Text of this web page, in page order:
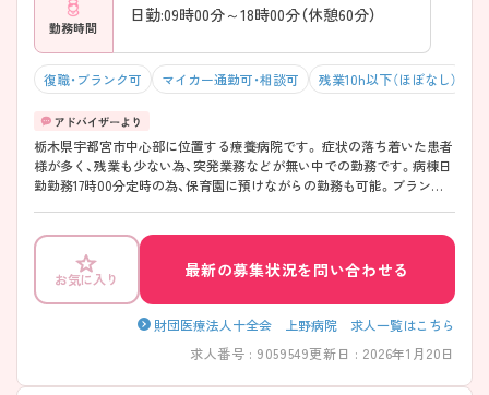
勤務時間
日勤:09時00分～18時00分（休憩60分）
復職・ブランク可 マイカー通勤可・相談可 残業10h以下（ほぼなし）
栃木県宇都宮市中心部に位置する療養病院です。 症状の落ち着いた患者
様が多く、残業も少ない為、突発業務などが無い中での勤務です。病棟日
勤勤務17時00分定時の為、保育園に預けながらの勤務も可能。ブランク
問い合わせくださいませ。
お気に入り
最新の募集状況を問い合わせる
財団医療法人十全会 上野病院 求人一覧はこちら
求人番号 : 9059549更新日 : 2026年1月20日